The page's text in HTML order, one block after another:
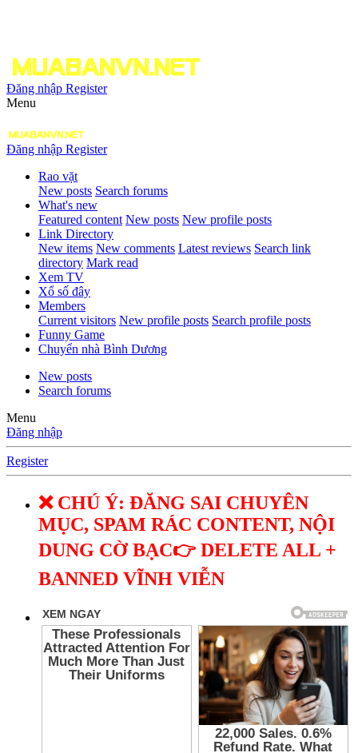
Đăng nhập Register
Menu
Đăng nhập Register
Rao vặt
New posts Search forums
What's new
Featured content New posts New profile posts
Link Directory
New items New comments Latest reviews Search link
directory Mark read
Xem TV
Xổ số đây
Members
Current visitors New profile posts Search profile posts
Funny Game
Chuyển nhà Bình Dương
New posts
Search forums
Menu
Đăng nhập
Register
❌ CHÚ Ý: ĐĂNG SAI CHUYÊN
MỤC, SPAM RÁC CONTENT, NỘI
DUNG CỜ BẠC👉 DELETE ALL +
BANNED VĨNH VIỄN